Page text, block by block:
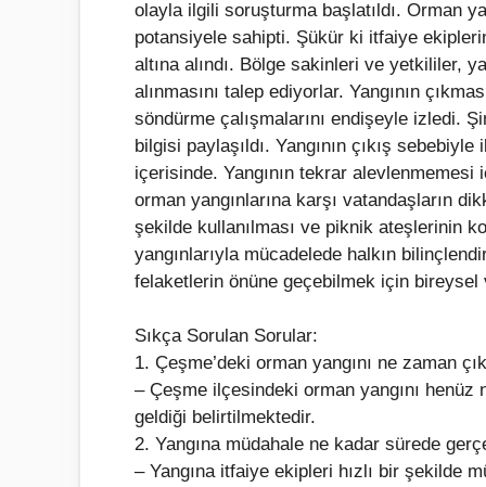
olayla ilgili soruşturma başlatıldı. Orman
potansiyele sahipti. Şükür ki itfaiye
altına alındı. Bölge sakinleri ve yetkililer,
alınmasını talep ediyorlar. Yangının
söndürme çalışmalarını endişeyle izledi.
bilgisi paylaşıldı. Yangının çıkış
içerisinde. Yangının tekrar alevlenmemesi
orman yangınlarına karşı vatandaşların
şekilde kullanılması ve piknik ateşlerinin
yangınlarıyla mücadelede halkın
felaketlerin önüne geçebilmek için bireysel
Sıkça Sorulan Sorular:
1. Çeşme’deki orman yangını ne zaman
– Çeşme ilçesindeki orman yangını
geldiği belirtilmektedir.
2. Yangına müdahale ne kadar sürede
– Yangına itfaiye ekipleri hızlı bir şekilde